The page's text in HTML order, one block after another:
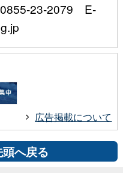
23-2079 E-
広告掲載について
へ戻る